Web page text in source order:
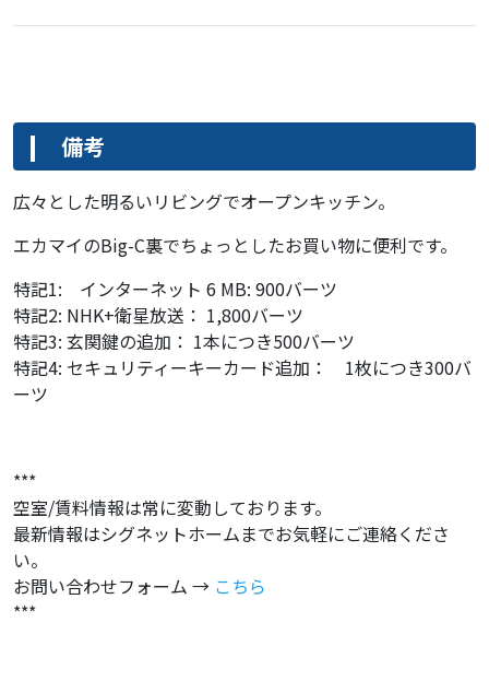
備考
広々とした明るいリビングでオープンキッチン。
エカマイのBig-C裏でちょっとしたお買い物に便利です。
特記1: インターネット 6 MB: 900バーツ
特記2: NHK+衛星放送： 1,800バーツ
特記3: 玄関鍵の追加： 1本につき500バーツ
特記4: セキュリティーキーカード追加： 1枚につき300バ
ーツ
***
空室/賃料情報は常に変動しております。
最新情報はシグネットホームまでお気軽にご連絡くださ
い。
お問い合わせフォーム → こちら
***